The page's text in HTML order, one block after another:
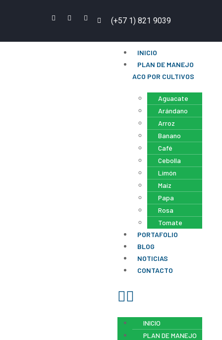
(+57 1) 821 9039
INICIO
PLAN DE MANEJO
ACO POR CULTIVOS
Aguacate
Arándano
Arroz
Banano
Café
Cebolla
Limón
Maíz
Papa
Rosa
Tomate
PORTAFOLIO
BLOG
NOTICIAS
CONTACTO
INICIO
PLAN DE MANEJO